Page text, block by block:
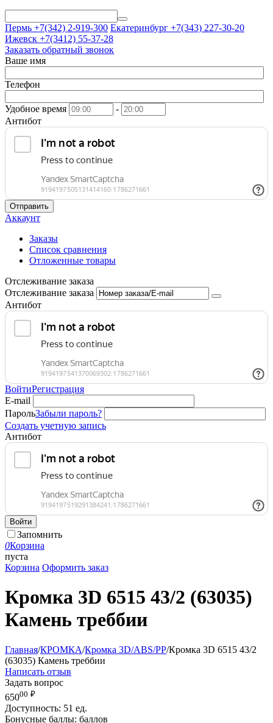
Пермь +7(342) 2-919-300 Екатеринбург +7(343) 227-30-20
Ижевск +7(3412) 55-37-28
Заказать обратный звонок
Ваше имя
Телефон
Удобное время
-
Антибот
Отправить
Аккаунт
Заказы
Список сравнения
Отложенные товары
Отслеживание заказа
Отслеживание заказа
Антибот
ВойтиРегистрация
E-mail
ПарольЗабыли пароль?
Создать учетную запись
Антибот
Войти
Запомнить
0Корзина
пуста
Корзина Оформить заказ
Кромка 3D 6515 43/2 (63035)
Камень треббии
Главная/КРОМКА/Кромка 3D/ABS/PP/Кромка 3D 6515 43/2
(63035) Камень треббии
Написать отзыв
Задать вопрос
65000 ₽
Доступность: 51 ед.
Бонусные баллы: баллов